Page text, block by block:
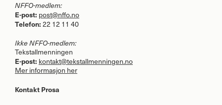
NFFO-medlem:
E-post: post@nffo.no
Telefon: 22 12 11 40
IkkeNFFO-medlem:
Tekstallmenningen
E-post: kontakt@tekstallmenningen.no
Mer informasjon her
Kontakt Prosa